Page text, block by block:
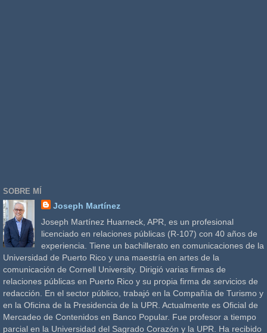
SOBRE MÍ
Joseph Martínez
Joseph Martínez Huarneck, APR, es un profesional
licenciado en relaciones públicas (R-107) con 40 años de
experiencia. Tiene un bachillerato en comunicaciones de la
Universidad de Puerto Rico y una maestría en artes de la
comunicación de Cornell University. Dirigió varias firmas de
relaciones públicas en Puerto Rico y su propia firma de servicios de
redacción. En el sector público, trabajó en la Compañía de Turismo y
en la Oficina de la Presidencia de la UPR. Actualmente es Oficial de
Mercadeo de Contenidos en Banco Popular. Fue profesor a tiempo
parcial en la Universidad del Sagrado Corazón y la UPR. Ha recibido